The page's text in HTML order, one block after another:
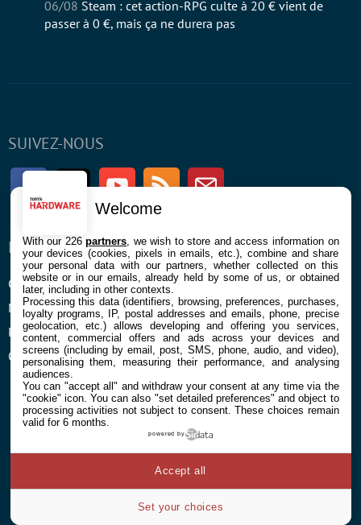
SUIVEZ-NOUS
FacebookTwitter Youtube RSS Newsletter
ENTREPRISE
Confidentialité et Cookies
Mentions légales et CGU
Préférences Cookies
Qui sommes nous
À PROPOS
Contact
06/08 Steam : cet action-RPG culte à 20 € vient de
passer à 0 €, mais ça ne durera pas
Welcome
With our 226partners , we wish to store and access information on
your devices (cookies, pixels in emails, etc.), combine and share
your personal data with our partners, whether collected on this
website or in our emails, already held by some of us, or obtained
later, including in other contexts.
Processing this data (identifiers, browsing, preferences, purchases,
loyalty programs, IP, postal addresses and emails, phone, precise
geolocation, etc.) allows developing and offering you services,
content, commercial offers and ads across your devices and
screens (including by email, post, SMS, phone, audio, and video),
personalising them, measuring their performance, and analysing
audiences.
You can "accept all" and withdraw your consent at any time via the
"cookie" icon. You can also "set detailed preferences" and object to
processing activities not subject to consent. These choices remain
valid for 6 months.
powered by
Set your choices
Accept all